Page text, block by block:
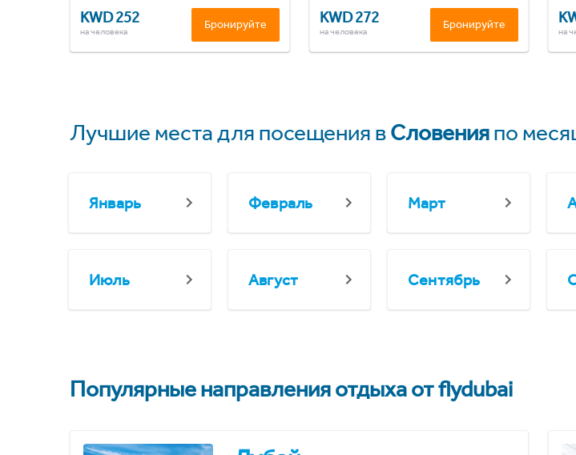
KWD 252
на человека
Бронируйте KWD 272
на человека
Бронируйте
на
Лучшие места для посещения вСловенияпо
Январь Февраль Март
Июль Август Сентябрь
Популярные направления отдыха от flydubai